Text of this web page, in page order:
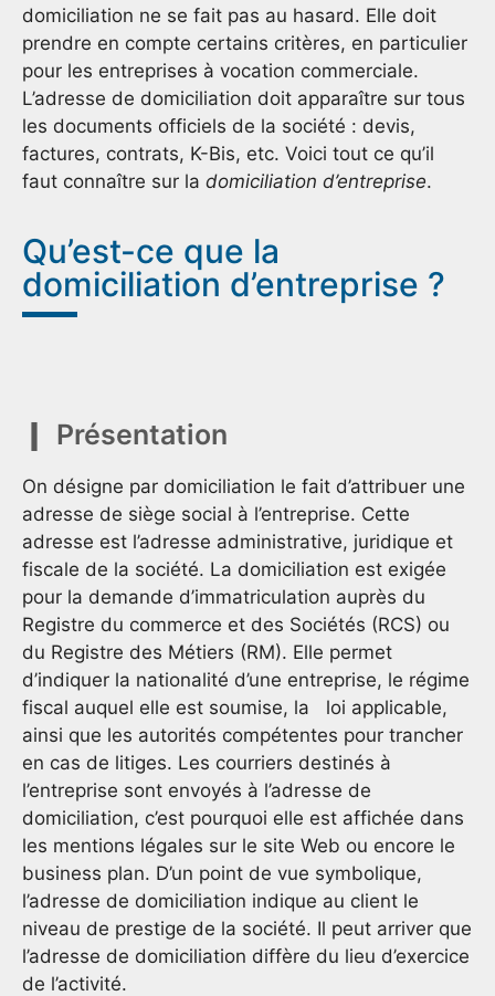
domiciliation ne se fait pas au hasard. Elle doit
prendre en compte certains critères, en particulier
pour les entreprises à vocation commerciale.
L’adresse de domiciliation doit apparaître sur tous
les documents officiels de la société : devis,
factures, contrats, K-Bis, etc. Voici tout ce qu’il
faut connaître sur la domiciliation d’entreprise.
Qu’est-ce que la
domiciliation d’entreprise ?
Présentation
On désigne par domiciliation le fait d’attribuer une
adresse de siège social à l’entreprise. Cette
adresse est l’adresse administrative, juridique et
fiscale de la société. La domiciliation est exigée
pour la demande d’immatriculation auprès du
Registre du commerce et des Sociétés (RCS) ou
du Registre des Métiers (RM). Elle permet
d’indiquer la nationalité d’une entreprise, le régime
fiscal auquel elle est soumise, la loi applicable,
ainsi que les autorités compétentes pour trancher
en cas de litiges. Les courriers destinés à
l’entreprise sont envoyés à l’adresse de
domiciliation, c’est pourquoi elle est affichée dans
les mentions légales sur le site Web ou encore le
business plan. D’un point de vue symbolique,
l’adresse de domiciliation indique au client le
niveau de prestige de la société. Il peut arriver que
l’adresse de domiciliation diffère du lieu d’exercice
de l’activité.